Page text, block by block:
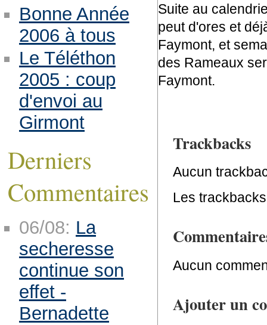
Suite au
peut d'ores et
Faymont, et
des Rameaux
Faymont.
Trackbacks
Aucun
Les
Aucun
Ajouter un
Bonne Année
2006 à tous
Le Téléthon
2005 : coup
d'envoi au
Girmont
Derniers
Commentaires
06/08: La
secheresse
continue son
effet -
Bernadette